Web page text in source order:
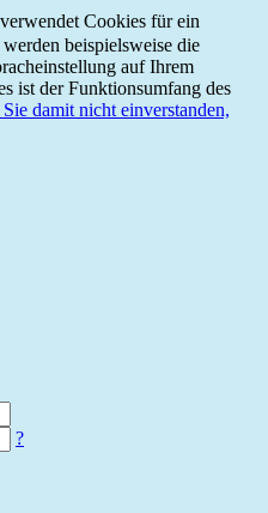
Cookies für ein
beispielsweise die
auf Ihrem
ist der Funktionsumfang des
damit nicht einverstanden,
?